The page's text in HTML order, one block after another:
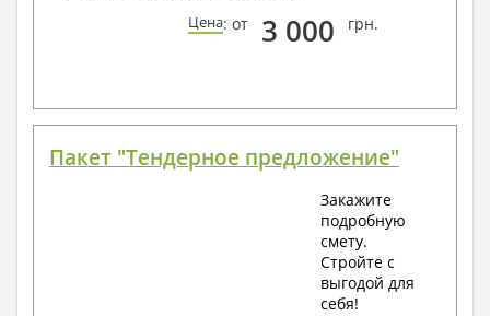
Цена: от 3 000 грн.
Пакет "Тендерное предложение"
Закажите
подробную
смету.
Стройте с
выгодой для
себя!